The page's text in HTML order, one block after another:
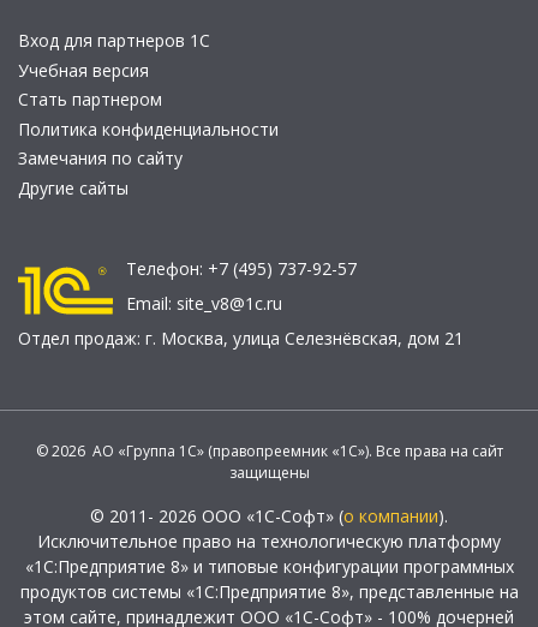
Вход для партнеров 1С
Учебная версия
Стать партнером
Политика конфиденциальности
Замечания по сайту
Другие сайты
Телефон: +7 (495) 737-92-57
Email: site_v8@1c.ru
Отдел продаж: г. Москва, улица Селезнёвская, дом 21
© 2026 АО «Группа 1С» (правопреемник «1С»). Все права на сайт
защищены
© 2011- 2026 ООО «1С-Софт» (о компании).
Исключительное право на технологическую платформу
«1С:Предприятие 8» и типовые конфигурации программных
продуктов системы «1С:Предприятие 8», представленные на
этом сайте, принадлежит ООО «1С-Софт» - 100% дочерней